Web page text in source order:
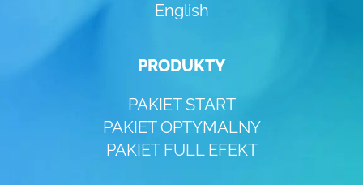
English
PRODUKTY
PAKIET START
PAKIET OPTYMALNY
PAKIET FULL EFEKT